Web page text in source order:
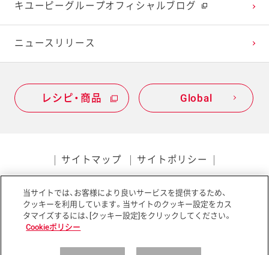
キユーピーグループオフィシャルブログ
ニュースリリース
レシピ・商品 Global
サイトマップ サイトポリシー
ソーシャルメディアポリシー アクセシビリティ
当サイトでは、お客様により良いサービスを提供するため、
クッキーを利用しています。当サイトのクッキー設定をカス
タマイズするには、[クッキー設定]をクリックしてください。
Cookieポリシー